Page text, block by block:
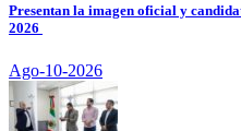
Presentan la imagen oficial y
2026
Ago-10-2026